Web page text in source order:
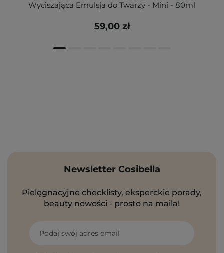
Wyciszająca Emulsja do Twarzy - Mini - 80ml
59,00 zł
Newsletter Cosibella
Pielęgnacyjne checklisty, eksperckie porady,
beauty nowości - prosto na maila!
Podaj swój adres email